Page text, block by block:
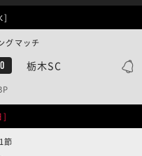
]
栃木SC
マッチ
]